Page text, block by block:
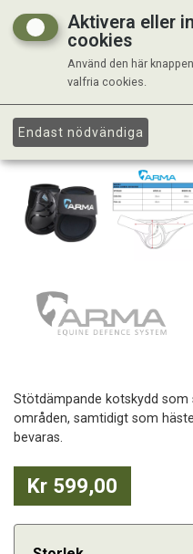
Stötdämpande kotskydd
områden, samtidigt som
bevaras.
Kr 599,00
Aktivera eller
cookies
Använd den här
valfria cookies.
Endast nödvändiga